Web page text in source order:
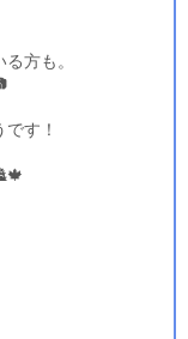
方も。
す！